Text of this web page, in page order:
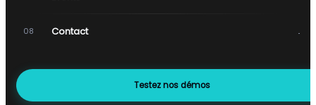
08 Contact →
Testez nos démos